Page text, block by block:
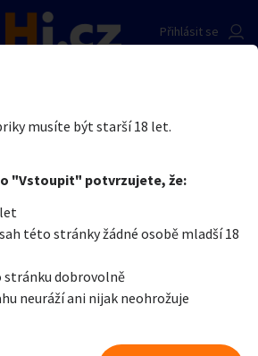
Přihlásit se
Reality a bydlení Seznamka
Zvířata
PC a elektro Sport a hobby
tenhle inzerát již není aktuální.
nošené silonky
musíte být starší 18 let.
"Vstoupit" potvrzujete, že:
této stránky žádné osobě mladší 18
dobrovolně
neuráží ani nijak neohrožuje